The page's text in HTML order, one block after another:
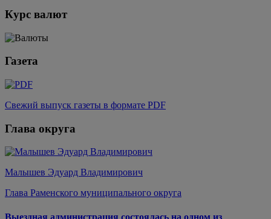
Курс валют
Газета
Свежий выпуск газеты в формате PDF
Глава округа
Малышев Эдуард Владимирович
Глава Раменского муниципального округа
Выездная администрация состоялась на одном из